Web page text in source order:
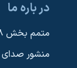
نرگس محمدی برنده
همایش
در باره ما
متمم بخش ۵۰۸
منشور صدای